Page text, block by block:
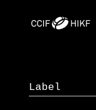
Label